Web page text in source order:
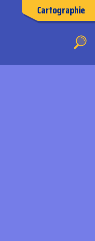
Cartographie